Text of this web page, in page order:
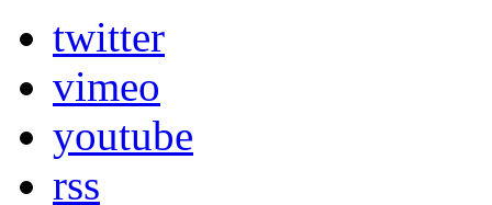
twitter
vimeo
youtube
rss